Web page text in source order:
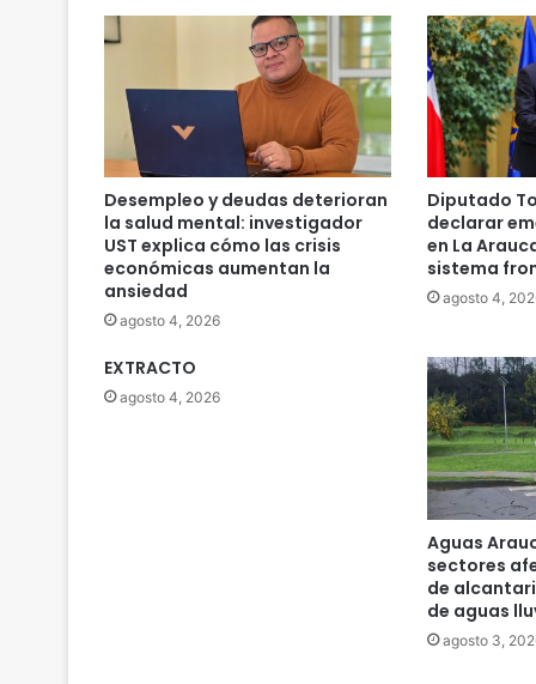
Desempleo y deudas deterioran
la salud mental: investigador
UST explica cómo las crisis
económicas aumentan la
ansiedad
agosto 4, 2026
Diputado
declarar
en La
sistema
agosto 4,
EXTRACTO
agosto 4, 2026
Aguas
sectores
de
de aguas
agosto 3,